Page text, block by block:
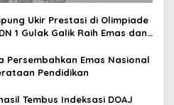
Ukir Prestasi di Olimpiade
1 Gulak Galik Raih Emas dan
Persembahkan Emas Nasional
Pendidikan
Tembus Indeksasi DOAJ